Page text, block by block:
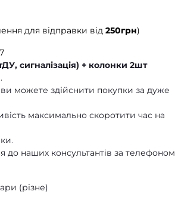
для відправки від 250грн)
сигналізація) + колонки 2шт
можете здійснити покупки за дуже
максимально скоротити час на
наших консультантів за телефоном
(різне)